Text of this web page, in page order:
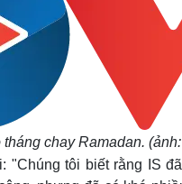
Thời
Sao Việt
chay Ramadan.
tôi biết rằng IS